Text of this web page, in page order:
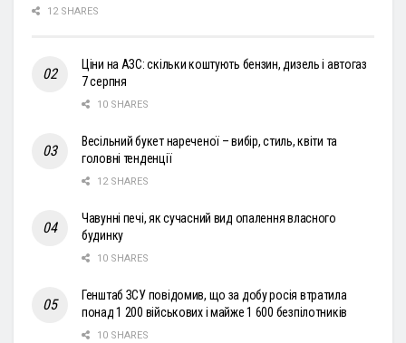
12 SHARES
Ціни на АЗС: скільки коштують бензин, дизель і автогаз
7 серпня
10 SHARES
Весільний букет нареченої – вибір, стиль, квіти та
головні тенденції
12 SHARES
Чавунні печі, як сучасний вид опалення власного
будинку
10 SHARES
Генштаб ЗСУ повідомив, що за добу росія втратила
понад 1 200 військових і майже 1 600 безпілотників
10 SHARES